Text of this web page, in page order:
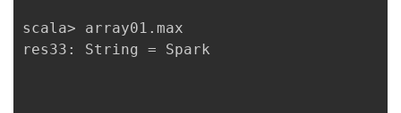
scala> array01.max
res33: String = Spark